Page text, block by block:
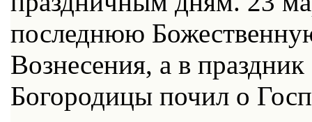
последнюю
Вознесения, а в
Богородицы почил о